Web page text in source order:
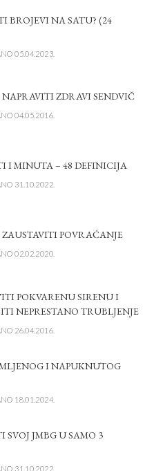
BROJEVI NA SATU? (24
05.04.2023.
NAPRAVITI ZDRAVI SENDVIČ
04.05.2016.
I MINUTA – 48 DEFINICIJA
31.10.2022.
POVRAĆANJE
02.02.2020.
POKVARENU SIRENU I
NEPRESTANO TRUBLJENJE
26.04.2016.
I NAPUKNUTOG
18.01.2024.
SVOJ JMBG U SAMO 3
31.10.2022.